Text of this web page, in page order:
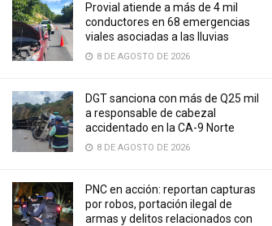
Provial atiende a más de 4 mil
conductores en 68 emergencias
viales asociadas a las lluvias
8 DE AGOSTO DE 2026
DGT sanciona con más de Q25 mil
a responsable de cabezal
accidentado en la CA-9 Norte
8 DE AGOSTO DE 2026
PNC en acción: reportan capturas
por robos, portación ilegal de
armas y delitos relacionados con